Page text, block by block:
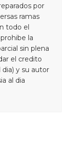
por
ramas
todo el
la
sin plena
el credito
y su autor
al dia